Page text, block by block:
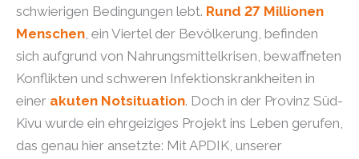
schwierigen Bedingungen lebt. Rund 27 Millionen
Menschen , ein Viertel der Bevölkerung, befinden
sich aufgrund von Nahrungsmittelkrisen, bewaffneten
Konflikten und schweren Infektionskrankheiten in
einer akuten Notsituation. Doch in der Provinz Süd-
Kivu wurde ein ehrgeiziges Projekt ins Leben gerufen,
das genau hier ansetzte: Mit APDIK, unserer